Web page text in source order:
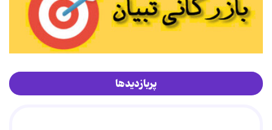
پربازدیدها